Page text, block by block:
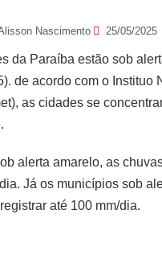
Nascimento 25/05/2025
da Paraíba estão sob
de acordo com o Instituo
as cidades se
alerta amarelo, as
Já os municípios sob
até 100 mm/dia.